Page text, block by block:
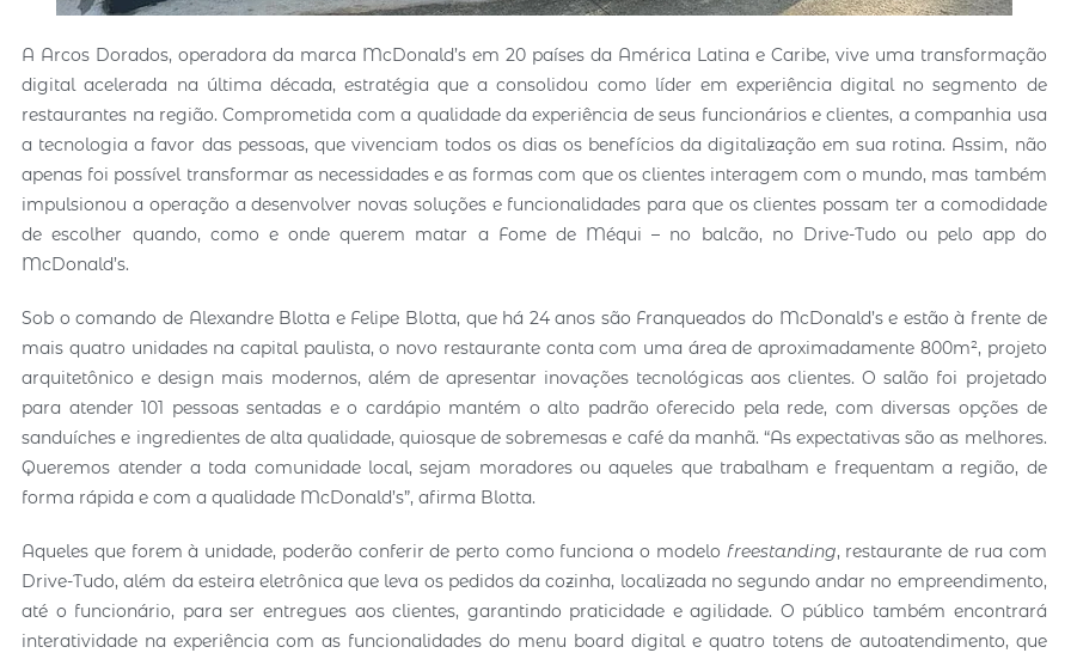
A Arcos Dorados, operadora da marca McDonald’s em 20 países da América Latina e Caribe, vive uma transformação
digital acelerada na última década, estratégia que a consolidou como líder em experiência digital no segmento de
restaurantes na região. Comprometida com a qualidade da experiência de seus funcionários e clientes, a companhia usa
a tecnologia a favor das pessoas, que vivenciam todos os dias os benefícios da digitalização em sua rotina. Assim, não
apenas foi possível transformar as necessidades e as formas com que os clientes interagem com o mundo, mas também
impulsionou a operação a desenvolver novas soluções e funcionalidades para que os clientes possam ter a comodidade
de escolher quando, como e onde querem matar a Fome de Méqui – no balcão, no Drive-Tudo ou pelo app do
McDonald’s.
Sob o comando de Alexandre Blotta e Felipe Blotta, que há 24 anos são Franqueados do McDonald’s e estão à frente de
mais quatro unidades na capital paulista, o novo restaurante conta com uma área de aproximadamente 800m², projeto
arquitetônico e design mais modernos, além de apresentar inovações tecnológicas aos clientes. O salão foi projetado
para atender 101 pessoas sentadas e o cardápio mantém o alto padrão oferecido pela rede, com diversas opções de
sanduíches e ingredientes de alta qualidade, quiosque de sobremesas e café da manhã. “As expectativas são as melhores.
Queremos atender a toda comunidade local, sejam moradores ou aqueles que trabalham e frequentam a região, de
forma rápida e com a qualidade McDonald’s”, afirma Blotta.
Aqueles que forem à unidade, poderão conferir de perto como funciona o modelo freestanding, restaurante de rua com
Drive-Tudo, além da esteira eletrônica que leva os pedidos da cozinha, localizada no segundo andar no empreendimento,
até o funcionário, para ser entregues aos clientes, garantindo praticidade e agilidade. O público também encontrará
interatividade na experiência com as funcionalidades do menu board digital e quatro totens de autoatendimento, que